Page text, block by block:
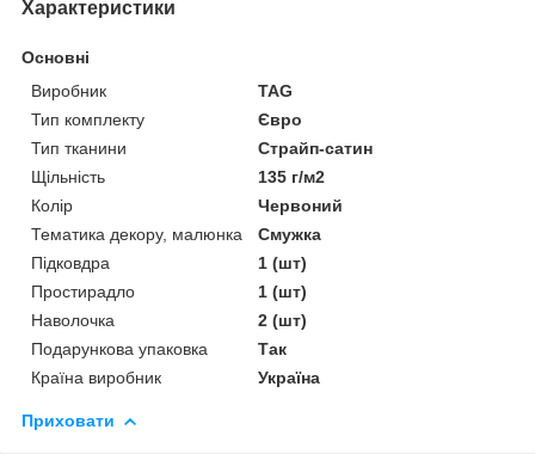
Характеристики
Основні
Виробник
TAG
Тип комплекту
Євро
Тип тканини
Страйп-сатин
Щільність
135 г/м2
Колір
Червоний
Тематика декору, малюнка
Смужка
Підковдра
1 (шт)
Простирадло
1 (шт)
Наволочка
2 (шт)
Подарункова упаковка
Так
Країна виробник
Україна
Приховати